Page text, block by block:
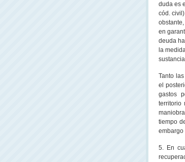
duda es
cód.
en
deuda
la
Tanto
el
gastos
territorio
tiempo
embargo
5. En